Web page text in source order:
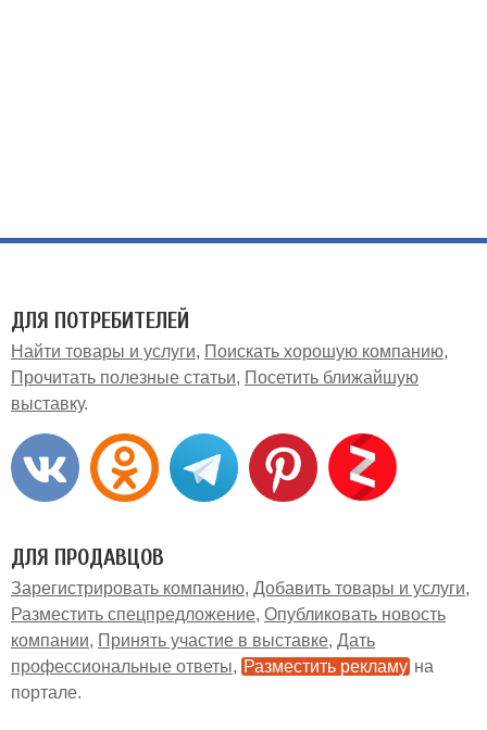
ДЛЯ ПОТРЕБИТЕЛЕЙ
Найти товары и услуги
Поискать хорошую компанию
Прочитать полезные статьи
Посетить ближайшую
выставку
ДЛЯ ПРОДАВЦОВ
Зарегистрировать компанию Добавить товары и услуги
Разместить спецпредложение Опубликовать новость
компании
Принять участие в выставке Дать
профессиональные ответы
Разместить рекламу на
портале